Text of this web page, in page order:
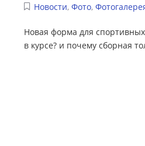
Новости,Фото,
Новая форма для
в курсе? и почему сборная